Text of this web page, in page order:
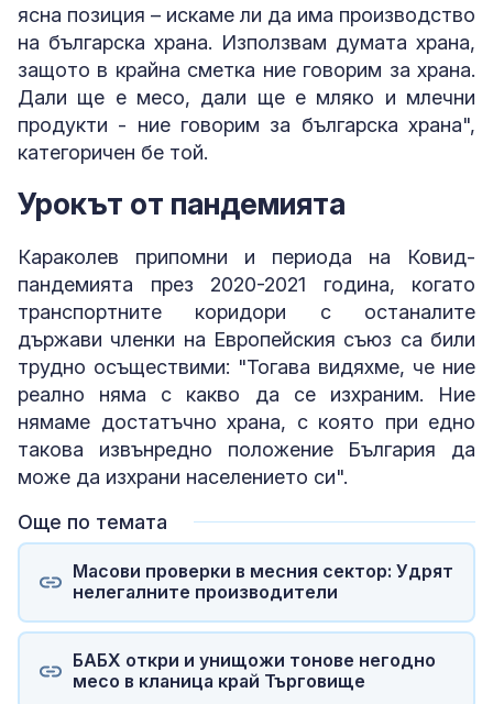
ясна позиция – искаме ли да има производство
на българска храна. Използвам думата храна,
защото в крайна сметка ние говорим за храна.
Дали ще е месо, дали ще е мляко и млечни
продукти - ние говорим за българска храна",
категоричен бе той.
Урокът от пандемията
Караколев припомни и периода на Ковид-
пандемията през 2020-2021 година, когато
транспортните коридори с останалите
държави членки на Европейския съюз са били
трудно осъществими: "Тогава видяхме, че ние
реално няма с какво да се изхраним. Ние
нямаме достатъчно храна, с която при едно
такова извънредно положение България да
може да изхрани населението си".
Още по темата
Масови проверки в месния сектор: Удрят
нелегалните производители
БАБХ откри и унищожи тонове негодно
месо в кланица край Търговище